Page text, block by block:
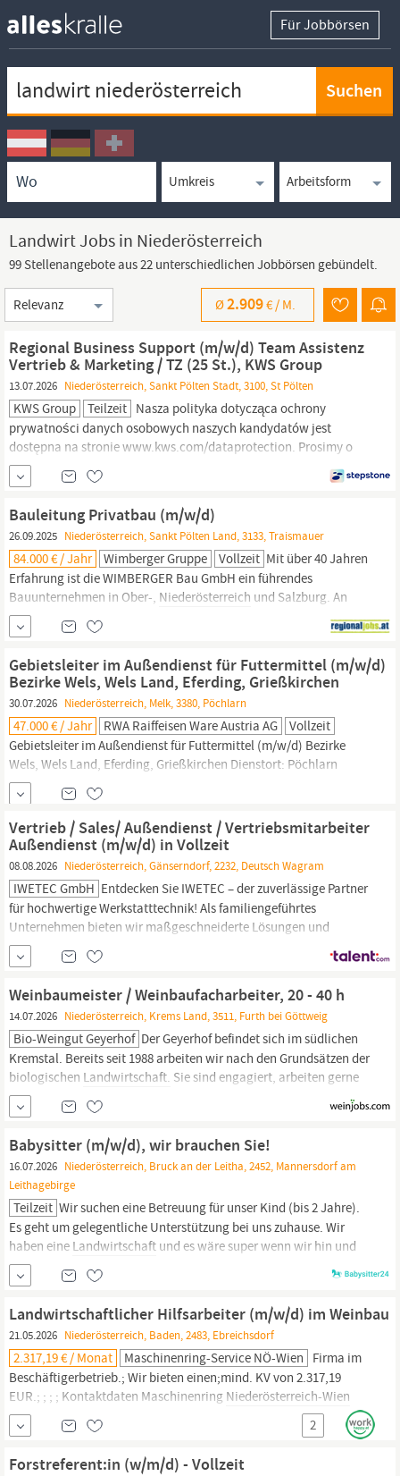
Für Jobbörsen
Ortssuche
Umkreissuche
Arbeitsform
Landwirt Jobs in Niederösterreich
99 Stellenangebote aus 22 unterschiedlichen Jobbörsen gebündelt.
Sortierung
Ø2.909€ / M.
Regional Business Support (m/w/d) Team Assistenz
Vertrieb & Marketing / TZ (25 St.), KWS Group
13.07.2026 Niederösterreich, Sankt Pölten Stadt, 3100, St Pölten
KWS Group Teilzeit Nasza polityka dotycząca ochrony
prywatności danych osobowych naszych kandydatów jest
dostępna na stronie www.kws.com/dataprotection. Prosimy o
wybranie kraju, w którym dane stanowisko zostało opublikowane
oraz, jeśli dotyczy, przyporządkowanej jednostki organizacyjną.
Für die KWS Austria Saat GmbH mit Sitz in St. Pölten
(Niederösterreich
Bauleitung Privatbau (m/w/d)
26.09.2025 Niederösterreich, Sankt Pölten Land, 3133, Traismauer
84.000 € / Jahr Wimberger Gruppe Vollzeit Mit über 40 Jahren
Erfahrung ist die WIMBERGER Bau GmbH ein führendes
Bauunternehmen in Ober-, Niederösterreich und Salzburg. An
sechs Standorten bietet das familiengeführte Unternehmen ein
umfassendes Leistungsspektrum. Ob Neubau, Um- oder Zubau,
WIMBERGER setzt auf die
Gebietsleiter im Außendienst für Futtermittel (m/w/d)
Bezirke Wels, Wels Land, Eferding, Grießkirchen
30.07.2026 Niederösterreich, Melk, 3380, Pöchlarn
47.000 € / Jahr RWA Raiffeisen Ware Austria AG
Vollzeit
Gebietsleiter im Außendienst für Futtermittel (m/w/d) Bezirke
Wels, Wels Land, Eferding, Grießkirchen Dienstort: Pöchlarn
Aufgaben Proaktive Neukund:innenakquise in Ihrem
Vertriebsgebiet Professionelle Betreuung und Beratung unserer
Bestandskund:innen Ansprechpartner:in für Landwirt:innen
im
Bereich Fütterung und Hygienemanagement Aktive
Zusammenarbeit...
Vertrieb / Sales/ Außendienst / Vertriebsmitarbeiter
Außendienst (m/w/d) in Vollzeit
08.08.2026 Niederösterreich, Gänserndorf, 2232, Deutsch Wagram
IWETEC GmbH Entdecken Sie IWETEC – der zuverlässige Partner
für hochwertige Werkstatttechnik! Als familiengeführtes
Unternehmen bieten wir maßgeschneiderte Lösungen und
erstklassigen Service direkt vor Ort. Ob
Baugewerbe oder Metallbau – mit unserer persönlichen Beratung
und hochwertigen Produkten machen wir jede Werkstatt
effizienter und...
Weinbaumeister / Weinbaufacharbeiter, 20 - 40 h
14.07.2026 Niederösterreich, Krems Land, 3511, Furth bei Göttweig
Bio-Weingut Geyerhof Der Geyerhof befindet sich im südlichen
Kremstal. Bereits seit 1988 arbeiten wir nach den Grundsätzen der
biologischen Landwirtschaft. Sie sind engagiert, arbeiten gerne
selbständig und sind bereit Verantwortung zu übernehmen, dann
sind Sie bei uns genau richtig. Ihr Aufgabenbereich: -
Traktorarbeiten im Weingarten
Babysitter (m/w/d), wir brauchen Sie!
16.07.2026 Niederösterreich, Bruck an der Leitha, 2452, Mannersdorf am
Leithagebirge
Teilzeit Wir suchen eine Betreuung für unser Kind (bis 2 Jahre).
Es geht um gelegentliche Unterstützung bei uns zuhause. Wir
haben eine Landwirtschaft und es wäre super wenn wir hin und
wieder Stundenweise Unterstützung mit unserer Tochter hätten.
Wir leben in Mannersdorf am Leithagebirge. Start so bald wie
Landwirtschaftlicher Hilfsarbeiter (m​/w​/d) im Weinbau
21.05.2026 Niederösterreich, Baden, 2483, Ebreichsdorf
2.317,19 € / Monat Maschinenring-Service NÖ-Wien Firma im
Beschäftigerbetrieb.; Wir bieten einen;mind. KV von 2.317,19
EUR.; ; ; ; Kontaktdaten Maschinenring Niederösterreich-Wien
Isabelle Trommet Betriebsring 13 2483 Ebreichsdorf D: +43 59060
38117 T: +43 59060 381-0 isabelle.trommet@maschinenring.at
Zum Inserat auf workhappy.at Jetzt direkt bewerben
2
Forstreferent:in (w/m/d) - Vollzeit